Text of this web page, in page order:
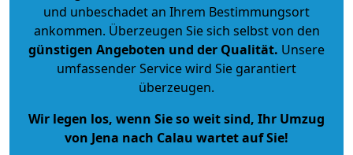
und unbeschadet an Ihrem Bestimmungsort
ankommen. Überzeugen Sie sich selbst von den
günstigen Angeboten und der Qualität. Unsere
umfassender Service wird Sie garantiert
überzeugen.
Wir legen los, wenn Sie so weit sind, Ihr Umzug
von Jena nach Calau wartet auf Sie!